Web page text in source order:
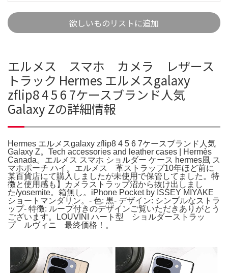
欲しいものリストに追加
エルメス スマホ カメラ レザース
トラック Hermes エルメスgalaxy
zflip8 4 5 6 7ケースブランド人気
Galaxy Zの詳細情報
Hermes エルメスgalaxy zflip8 4 5 6 7ケースブランド人気
Galaxy Z。Tech accessories and leather cases | Hermès
Canada。エルメス スマホ ショルダー ケース hermes風 ス
マホポーチ ハイ。エルメス 革ストラップ10年ほど前に
某百貨店にて購入しましたが未使用で保管してました。特
徴と使用感も】カメラストラップ沼から抜け出しまし
た/yosemite。箱無し。iPhone Pocket by ISSEY MIYAKE
ショートマンダリン。- 色: 黒- デザイン: シンプルなストラ
ップ- 特徴: ループ付きのデザインご覧いただきありがとう
ございます。LOUVINI ハート型 ショルダーストラッ
プ ルヴィニ 最終価格！。